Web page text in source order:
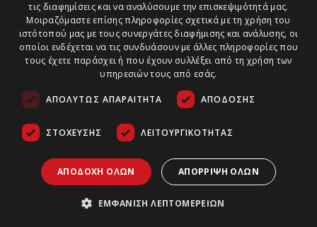
τις διαφημίσεις και να αναλύσουμε την επισκεψιμότητά μας.
Μοιραζόμαστε επίσης πληροφορίες σχετικά με τη χρήση του
ιστότοπού μας με τους συνεργάτες διαφήμισης και ανάλυσης, οι
οποίοι ενδέχεται να τις συνδυάσουν με άλλες πληροφορίες που
τους έχετε παράσχει ή που έχουν συλλέξει από τη χρήση των
υπηρεσιών τους από εσάς.
ΑΠΟΛΎΤΩΣ ΑΠΑΡΑΊΤΗΤΑ ΑΠΌΔΟΣΗΣ
ΣΤΌΧΕΥΣΗΣ ΛΕΙΤΟΥΡΓΙΚΌΤΗΤΑΣ
ΑΠΟΔΟΧΉ ΌΛΩΝ ΑΠΌΡΡΙΨΗ ΌΛΩΝ
ΕΜΦΆΝΙΣΗ ΛΕΠΤΟΜΕΡΕΙΏΝ